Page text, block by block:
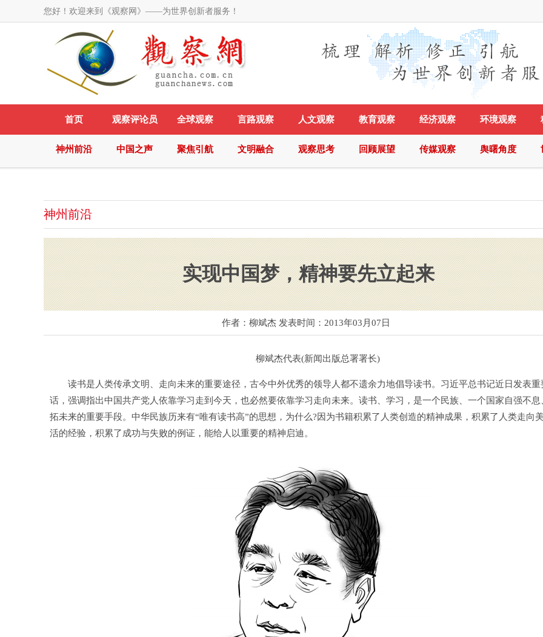
您好！欢迎来到《观察网》——为世界创新者服务！
首页 观察评论员 全球观察 言路观察 人文观察 教育观察 经济观察 环境观察
神州前沿 中国之声 聚焦引航 文明融合 观察思考 回顾展望 传媒观察 舆曙角度
神州前沿
实现中国梦，精神要先立起来
作者：柳斌杰 发表时间： 2013年03月07日
柳斌杰代表(新闻出版总署署长)
读书是人类传承文明、走向未来的重要途径，古今中外优秀的领导人都不遗余力地倡导读书。习近平总书记近日发表重
话，强调指出中国共产党人依靠学习走到今天，也必然要依靠学习走向未来。读书、学习，是一个民族、一个国家自强不息
拓未来的重要手段。中华民族历来有“唯有读书高”的思想，为什么?因为书籍积累了人类创造的精神成果，积累了人类走向
活的经验，积累了成功与失败的例证，能给人以重要的精神启迪。